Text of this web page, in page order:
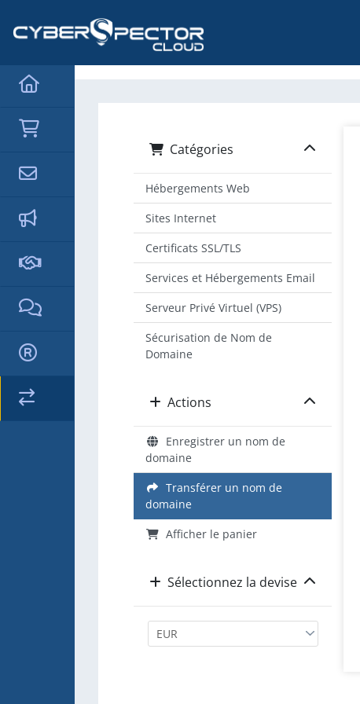
Catégories
Hébergements Web
Sites Internet
Certificats SSL/TLS
Services et Hébergements Email
Serveur Privé Virtuel (VPS)
Sécurisation de Nom de
Domaine
Actions
Enregistrer un nom de
domaine
Transférer un nom de
domaine
Afficher le panier
Sélectionnez la devise